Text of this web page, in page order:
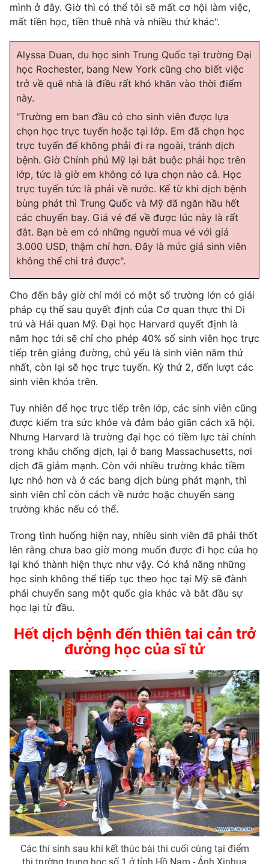
mình ở đây. Giờ thì có thể tôi sẽ mất cơ hội làm việc,
mất tiền học, tiền thuê nhà và nhiều thứ khác".
Alyssa Duan, du học sinh Trung Quốc tại trường Đại
học Rochester, bang New York cũng cho biết việc
trở về quê nhà là điều rất khó khăn vào thời điểm
này.
"Trường em ban đầu có cho sinh viên được lựa
chọn học trực tuyến hoặc tại lớp. Em đã chọn học
trực tuyến để không phải đi ra ngoài, tránh dịch
bệnh. Giờ Chính phủ Mỹ lại bắt buộc phải học trên
lớp, tức là giờ em không có lựa chọn nào cả. Học
trực tuyến tức là phải về nước. Kể từ khi dịch bệnh
bùng phát thì Trung Quốc và Mỹ đã ngăn hầu hết
các chuyến bay. Giá vé để về được lúc này là rất
đắt. Bạn bè em có những người mua vé với giá
3.000 USD, thậm chí hơn. Đây là mức giá sinh viên
không thể chi trả được".
Cho đến bây giờ chỉ mới có một số trường lớn có giải
pháp cụ thể sau quyết định của Cơ quan thực thi Di
trú và Hải quan Mỹ. Đại học Harvard quyết định là
năm học tới sẽ chỉ cho phép 40% số sinh viên học trực
tiếp trên giảng đường, chủ yếu là sinh viên năm thứ
nhất, còn lại sẽ học trực tuyến. Kỳ thứ 2, đến lượt các
sinh viên khóa trên.
Tuy nhiên để học trực tiếp trên lớp, các sinh viên cũng
được kiểm tra sức khỏe và đảm bảo giãn cách xã hội.
Nhưng Harvard là trường đại học có tiềm lực tài chính
trong khâu chống dịch, lại ở bang Massachusetts, nơi
dịch đã giảm mạnh. Còn với nhiều trường khác tiềm
lực nhỏ hơn và ở các bang dịch bùng phát mạnh, thì
sinh viên chỉ còn cách về nước hoặc chuyển sang
trường khác nếu có thể.
Trong tình huống hiện nay, nhiều sinh viên đã phải thốt
lên rằng chưa bao giờ mong muốn được đi học của họ
lại khó thành hiện thực như vậy. Có khả năng những
học sinh không thể tiếp tục theo học tại Mỹ sẽ đành
phải chuyển sang một quốc gia khác và bắt đầu sự
học lại từ đầu.
Hết dịch bệnh đến thiên tai cản trở
đường học của sĩ tử
Các thí sinh sau khi kết thúc bài thi cuối cùng tại điểm